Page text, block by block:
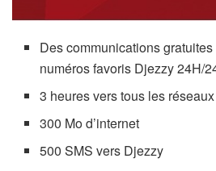
Des communications
numéros favoris Djezzy 24H/
3 heures vers tous les
300 Mo d’internet
500 SMS vers Djezzy